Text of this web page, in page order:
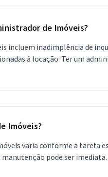
de Imóveis?
incluem inadimplência de
à locação. Ter um
Imóveis?
varia conforme a tarefa
pode ser